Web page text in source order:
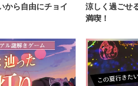
から自由にチョイ
涼しく過ごせ
満喫！